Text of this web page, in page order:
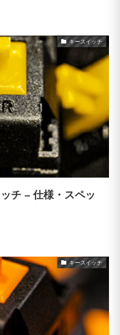
キースイッチ
チ – 仕様・スペッ
キースイッチ